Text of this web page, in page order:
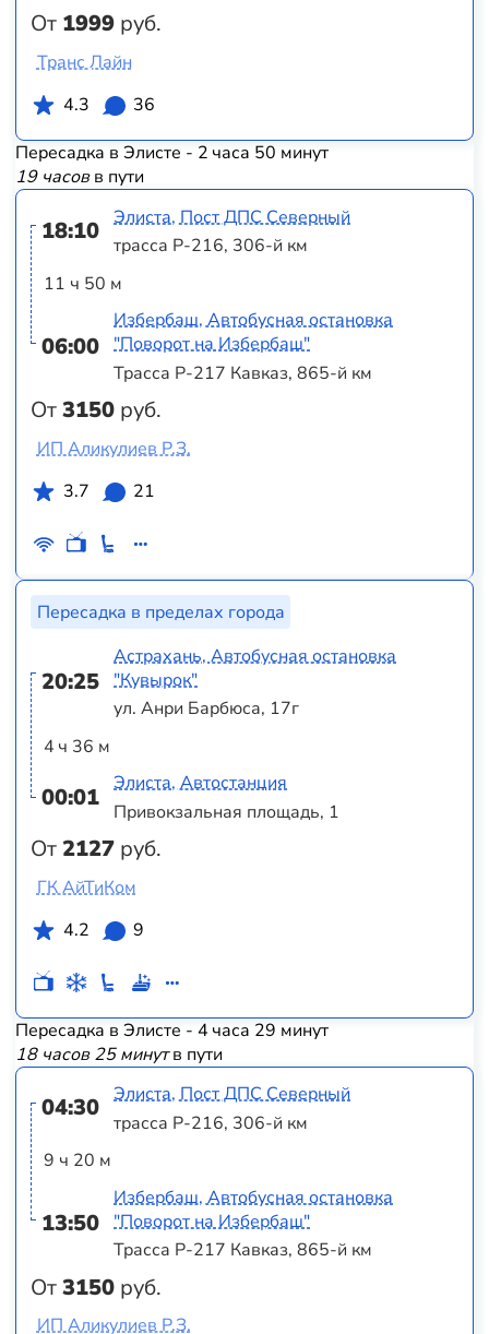
От 1999 руб.
Транс Лайн
4.3
36
Пересадка в Элисте - 2 часа 50 минут
19 часовв пути
18:10
11 ч 50 м
06:00
От3150 руб.
Элиста, Пост ДПС Северный
трасса Р-216, 306-й км
Избербаш, Автобусная остановка
"Поворот на Избербаш"
Трасса Р-217 Кавказ, 865-й км
ИП Аликулиев Р.З.
3.7
21
Пересадка в пределах города
20:25
4 ч 36 м
00:01
От2127 руб.
Астрахань, Автобусная остановка
"Кувырок"
ул. Анри Барбюса, 17г
Элиста, Автостанция
Привокзальная площадь, 1
ГК АйТиКом
4.2
9
Пересадка в Элисте - 4 часа 29 минут
18 часов 25 минутв пути
04:30
9 ч 20 м
13:50
От3150 руб.
Элиста, Пост ДПС Северный
трасса Р-216, 306-й км
Избербаш, Автобусная остановка
"Поворот на Избербаш"
Трасса Р-217 Кавказ, 865-й км
ИП Аликулиев Р.З.